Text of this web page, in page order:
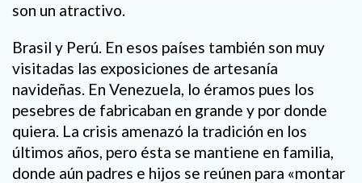
son un atractivo.
Brasil y Perú. En esos países también son muy
visitadas las exposiciones de artesanía
navideñas. En Venezuela, lo éramos pues los
pesebres de fabricaban en grande y por donde
quiera. La crisis amenazó la tradición en los
últimos años, pero ésta se mantiene en familia,
donde aún padres e hijos se reúnen para «montar